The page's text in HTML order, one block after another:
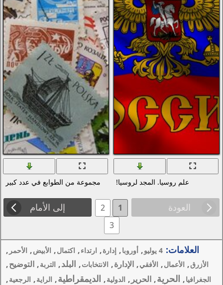
مجموعة من الطوابع في عدد كبير
ارتداء,اكتمال,الأبيض,الأحمر ,
الانتخابات,البلد ,التربة, التوضيح ,
,الديمقراطية, الراية, الرجعية,